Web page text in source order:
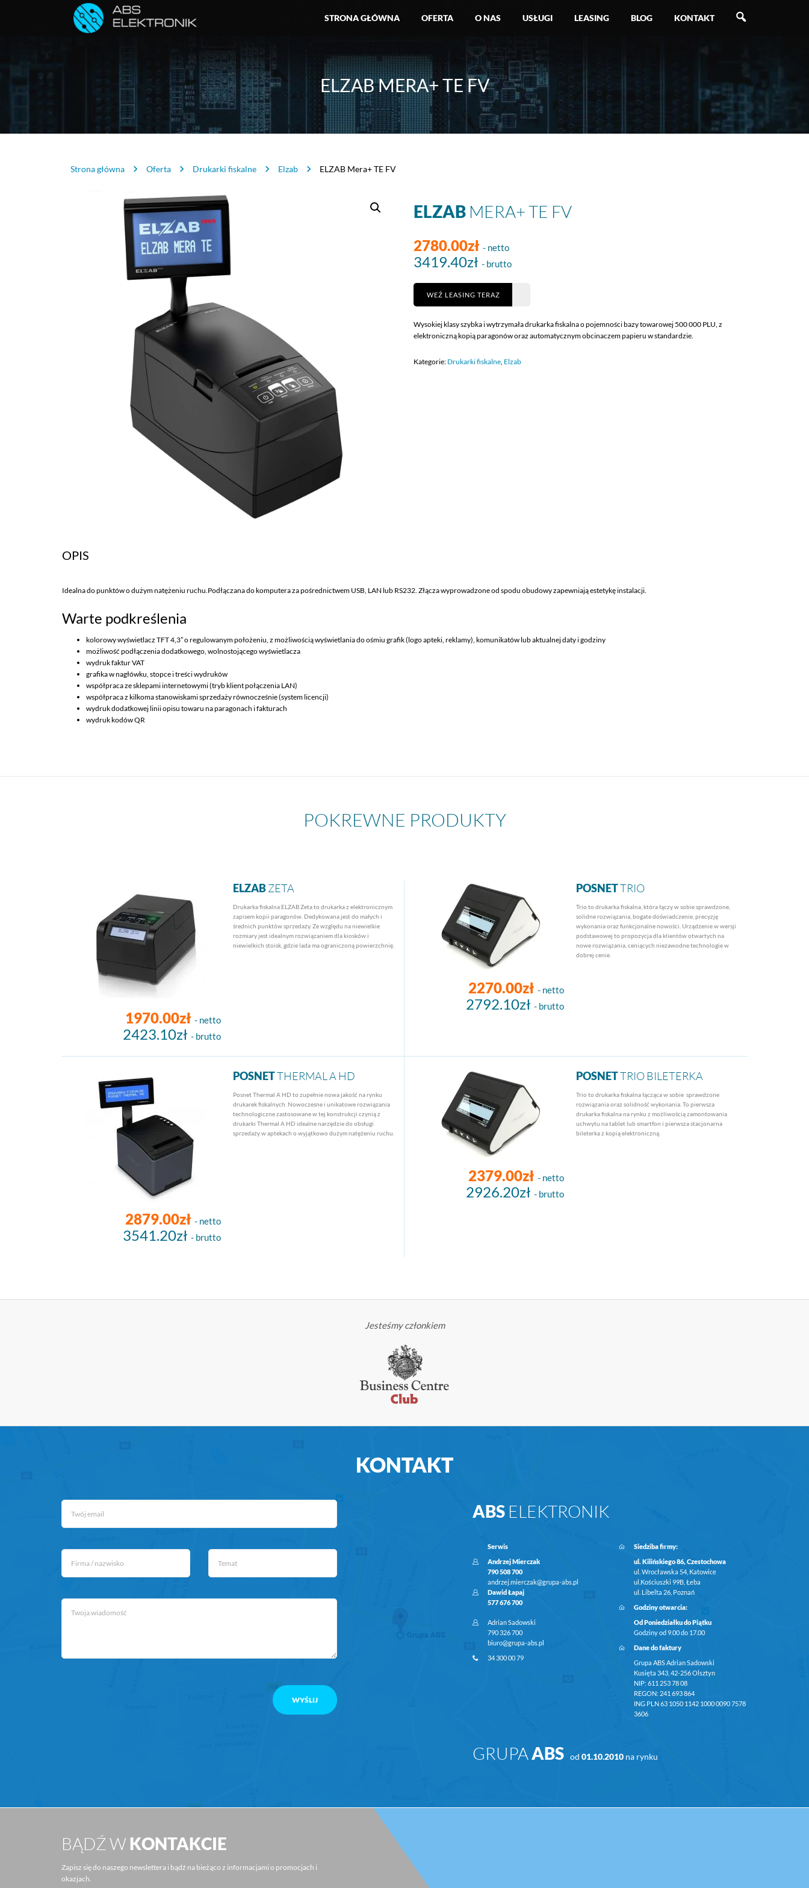
STRONA GŁÓWNA OFERTA O NAS USŁUGI LEASING BLOG KONTAKT
ELZAB MERA+ TE FV
Strona główna Oferta Drukarki fiskalne Elzab ELZAB Mera+ TE FV
ELZAB MERA+ TE FV
2780.00zł - netto
3419.40zł - brutto
WEŹ LEASING TERAZ
Wysokiej klasy szybka i wytrzymała drukarka fiskalna o pojemności bazy towarowej 500 000 PLU, z
elektroniczną kopią paragonów oraz automatycznym obcinaczem papieru w standardzie.
Kategorie: Drukarki fiskalne Elzab
OPIS
Idealna do punktów o dużym natężeniu ruchu.Podłączana do komputera za pośrednictwem USB, LAN lub RS232. Złącza wyprowadzone od spodu obudowy zapewniają estetykę instalacji.
Warte podkreślenia
kolorowy wyświetlacz TFT 4,3” o regulowanym położeniu, z możliwością wyświetlania do ośmiu grafik (logo apteki, reklamy), komunikatów lub aktualnej daty i godziny
możliwość podłączenia dodatkowego, wolnostojącego wyświetlacza
wydruk faktur VAT
grafika w nagłówku, stopce i treści wydruków
współpraca ze sklepami internetowymi (tryb klient połączenia LAN)
współpraca z kilkoma stanowiskami sprzedaży równocześnie (system licencji)
wydruk dodatkowej linii opisu towaru na paragonach i fakturach
wydruk kodów QR
POKREWNE PRODUKTY
1970.00zł - netto
2423.10zł - brutto
ELZABZETA
Drukarka fiskalna ELZAB Zeta to drukarka z elektronicznym
zapisem kopii paragonów. Dedykowana jest do małych i
średnich punktów sprzedaży. Ze względu na niewielkie
rozmiary jest idealnym rozwiązaniem dla kiosków i
niewielkich stoisk, gdzie lada ma ograniczoną powierzchnię.
2270.00zł - netto
2792.10zł - brutto
POSNETTRIO
Trio to drukarka fiskalna, która łączy w sobie sprawdzone,
solidne rozwiązania, bogate doświadczenie, precyzję
wykonania oraz funkcjonalne nowości. Urządzenie w wersji
podstawowej to propozycja dla klientów otwartych na
nowe rozwiązania, ceniących niezawodne technologie w
dobrej cenie.
2879.00zł - netto
3541.20zł - brutto
POSNETTHERMAL A HD
Posnet Thermal A HD to zupełnie nowa jakość na rynku
drukarek fiskalnych. Nowoczesne i unikatowe rozwiązania
technologiczne zastosowane w tej konstrukcji czynią z
drukarki Thermal A HD idealne narzędzie do obsługi
sprzedaży w aptekach o wyjątkowo dużym natężeniu ruchu.
2379.00zł - netto
2926.20zł - brutto
POSNETTRIO BILETERKA
Trio to drukarka fiskalna łącząca w sobie sprawdzone
rozwiązania oraz solidność wykonania. To pierwsza
drukarka fiskalna na rynku z możliwością zamontowania
uchwytu na tablet lub smartfon i pierwsza stacjonarna
bileterka z kopią elektroniczną.
Jesteśmy członkiem
KONTAKT
ABSELEKTRONIK
Serwis
Andrzej Mierczak
790 508 700
andrzej.mierczak@grupa-abs.pl
Dawid Łapaj
577 676 700
Adrian Sadowski
790 326 700
biuro@grupa-abs.pl
34 300 00 79
Siedziba firmy:
ul. Kilińskiego 86, Czestochowa
ul. Wrocławska 54, Katowice
ul.Kościuszki 99B, Łeba
ul. Libelta 26, Poznań
Godziny otwarcia:
Od Poniedziałku do Piątku
Godziny od 9.00 do 17.00
Dane do faktury
Grupa ABS Adrian Sadowski
Kusięta 343, 42-256 Olsztyn
NIP: 611 253 78 08
REGON: 241 693 864
ING PLN 63 1050 1142 1000 0090 7578
3606
GRUPA ABS od 01.10.2010na rynku
BĄDŹ W KONTAKCIE
Zapisz się do naszego newslettera i bądź na bieżąco z informacjami o promocjach i
okazjach.